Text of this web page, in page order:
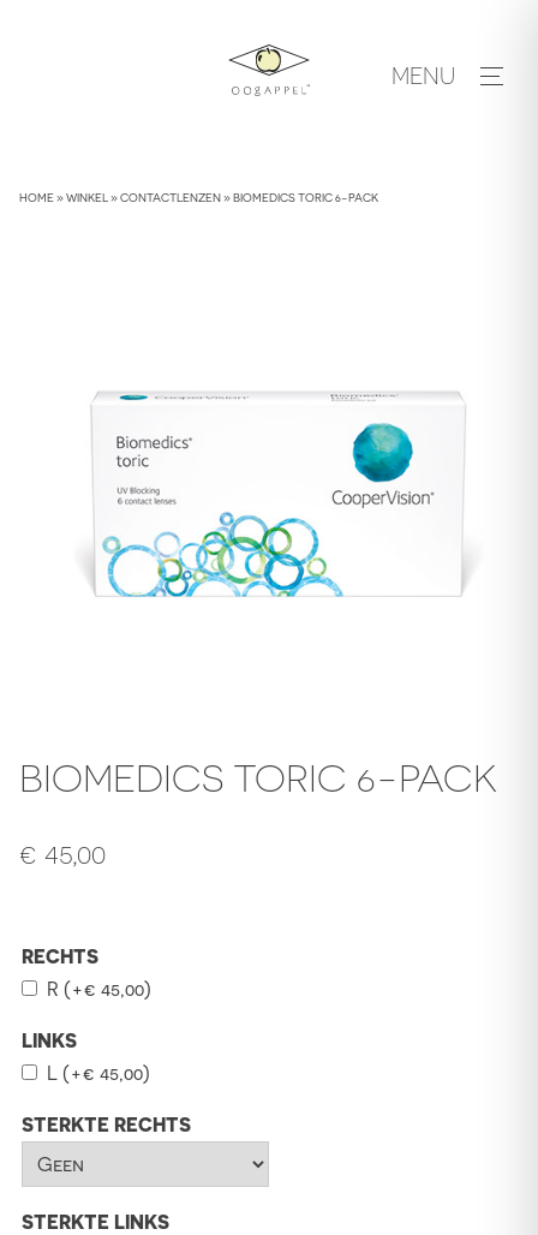
MENU
HOME»WINKEL »CONTACTLENZEN»BIOMEDICS TORIC 6-PACK
BIOMEDICS TORIC 6-PACK
€ 45,00
RECHTS
R (+€ 45,00)
LINKS
L (+€ 45,00)
STERKTE RECHTS
STERKTE LINKS